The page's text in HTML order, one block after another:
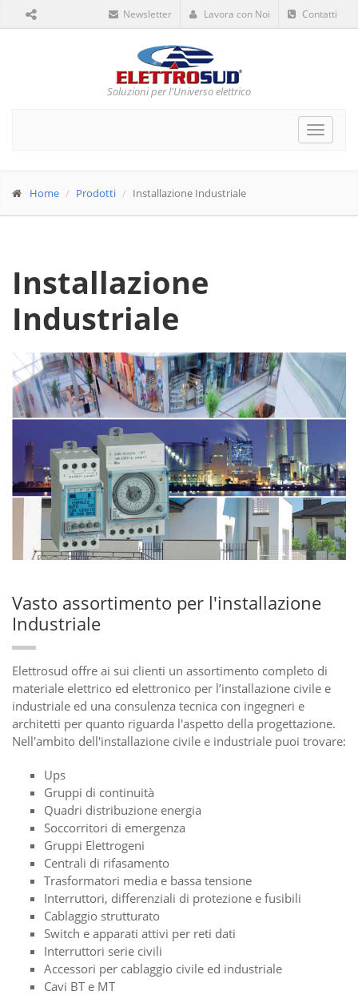
Newsletter Lavora con Noi Contatti
Soluzioni per l'Universo elettrico
Toggle
Home Prodotti Installazione Industriale
Installazione
Industriale
Vasto assortimento per l'installazione
Industriale
Elettrosud offre ai sui clienti un assortimento completo di
materiale elettrico ed elettronico per l’installazione civile e
industriale ed una consulenza tecnica con ingegneri e
architetti per quanto riguarda l'aspetto della progettazione.
Nell'ambito dell'installazione civile e industriale puoi trovare:
Ups
Gruppi di continuità
Quadri distribuzione energia
Soccorritori di emergenza
Gruppi Elettrogeni
Centrali di rifasamento
Trasformatori media e bassa tensione
Interruttori, differenziali di protezione e fusibili
Cablaggio strutturato
Switch e apparati attivi per reti dati
Interruttori serie civili
Accessori per cablaggio civile ed industriale
Cavi BT e MT